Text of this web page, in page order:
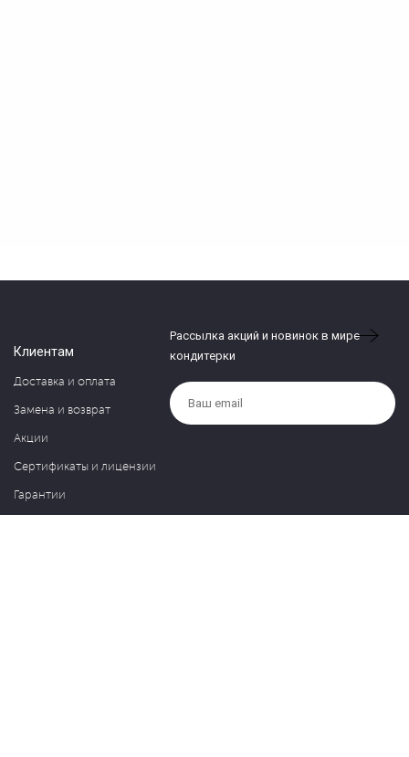
Клиентам
Доставка и оплата
Замена и возврат
Акции
Сертификаты и лицензии
Гарантии
Рассылка акций и новинок в мире
кондитерки